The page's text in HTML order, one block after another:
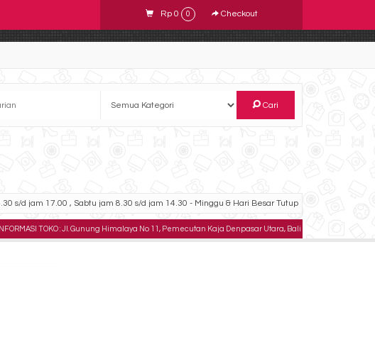
Rp 0 0 Checkout
Cari
s/d jam 17.00 , Sabtu jam 8.30 s/d jam 14.30 - Minggu & Hari Besar Tutup
TOKO : Jl. Gunung Himalaya No 11, Pemecutan Kaja Denpasar Utara, Bali . TELPON : 082333348789